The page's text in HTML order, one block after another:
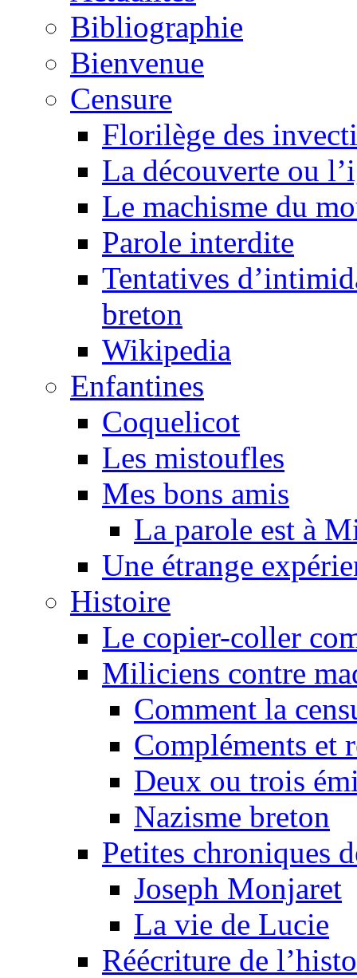
Bibliographie
Bienvenue
Censure
Florilège des
La découverte ou
Le machisme du
Parole interdite
Tentatives
breton
Wikipedia
Enfantines
Coquelicot
Les mistoufles
Mes bons amis
La parole est à
Une étrange
Histoire
Le copier-coller
Miliciens contre
Comment la
Compléments et
Deux ou trois
Nazisme breton
Petites chroniques
Joseph Monjaret
La vie de Lucie
Réécriture de